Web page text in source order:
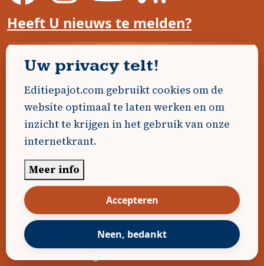
Heeft U nieuws te melden?
Voet
Affligem
Asse
Beersel
Dilbeek
Uw privacy telt!
Editiepajot.com gebruikt cookies om de
website optimaal te laten werken en om
inzicht te krijgen in het gebruik van onze
internetkrant.
Meer info
Accepteren
Neen, bedankt